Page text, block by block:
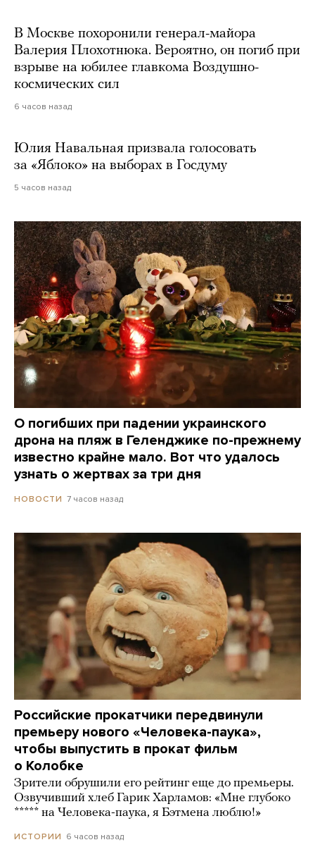
В Москве похоронили генерал-майора
Валерия Плохотнюка. Вероятно, он погиб при
взрыве на юбилее главкома Воздушно-
космических сил
6 часов назад
Юлия Навальная призвала голосовать
за «Яблоко» на выборах в Госдуму
5 часов назад
О погибших при падении украинского
дрона на пляж в Геленджике по-прежнему
известно крайне мало. Вот что удалось
узнать о жертвах за три дня
НОВОСТИ 7 часов назад
Российские прокатчики передвинули
премьеру нового «Человека-паука»,
чтобы выпустить в прокат фильм
о Колобке
Зрители обрушили его рейтинг еще до премьеры.
Озвучивший хлеб Гарик Харламов: «Мне глубоко
***** на Человека-паука, я Бэтмена люблю!»
ИСТОРИИ 6 часов назад